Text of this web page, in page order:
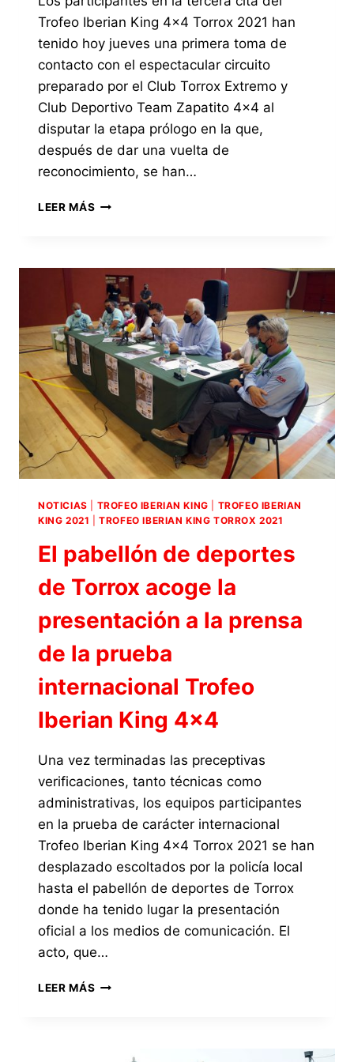
Trofeo Iberian King 4×4 Torrox 2021 han
tenido hoy jueves una primera toma de
contacto con el espectacular circuito
preparado por el Club Torrox Extremo y
Club Deportivo Team Zapatito 4×4 al
disputar la etapa prólogo en la que,
después de dar una vuelta de
reconocimiento, se han…
LEER MÁS CON
UNA
ESPECTACULAR
ETAPA
PRÓLOGO
CRONOMETRADA
COMIENZA
EL
TROFEO
IBERIAN
KING
4×4
TORROX
2021
NOTICIAS TROFEO IBERIAN KING
TROFEO IBERIAN
KING 2021 |TROFEO IBERIAN KING TORROX 2021
El pabellón de deportes
de Torrox acoge la
presentación a la prensa
de la prueba
internacional Trofeo
Iberian King 4×4
Una vez terminadas las preceptivas
verificaciones, tanto técnicas como
administrativas, los equipos participantes
en la prueba de carácter internacional
Trofeo Iberian King 4×4 Torrox 2021 se han
desplazado escoltados por la policía local
hasta el pabellón de deportes de Torrox
donde ha tenido lugar la presentación
oficial a los medios de comunicación. El
acto, que…
LEER MÁS